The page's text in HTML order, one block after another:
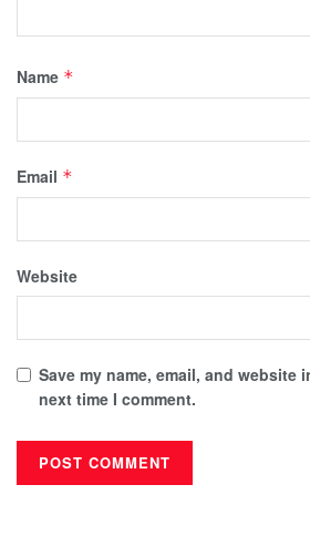
Name *
Email *
Website
Save my name, email, and website
next time I comment.